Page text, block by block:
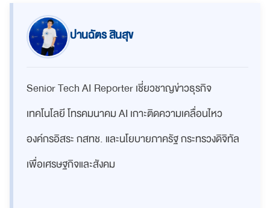
ปานฉัตร สินสุข
Senior Tech AI Reporter เชี่ยวชาญข่าวธุรกิจ
เทคโนโลยี โทรคมนาคม AI เกาะติดความเคลื่อนไหว
องค์กรอิสระ กสทช. และนโยบายภาครัฐ กระทรวงดิจิทัล
เพื่อเศรษฐกิจและสังคม